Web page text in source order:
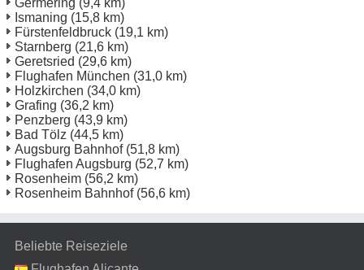
Germering (9,4 km)
Ismaning (15,8 km)
Fürstenfeldbruck (19,1 km)
Starnberg (21,6 km)
Geretsried (29,6 km)
Flughafen München (31,0 km)
Holzkirchen (34,0 km)
Grafing (36,2 km)
Penzberg (43,9 km)
Bad Tölz (44,5 km)
Augsburg Bahnhof(51,8 km)
Flughafen Augsburg (52,7 km)
Rosenheim (56,2 km)
Rosenheim Bahnhof(56,6 km)
Beliebte Reiseziele